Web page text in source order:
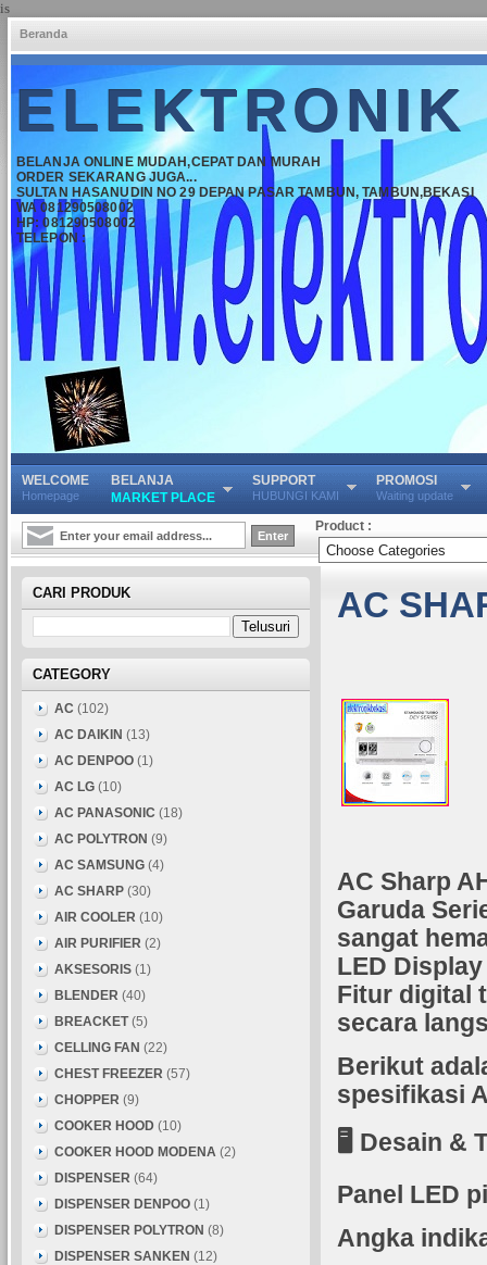
is
Beranda
BELANJA ONLINE MUDAH,CEPAT DAN MURAH
ORDER SEKARANG JUGA...
SULTAN HASANUDIN NO 29 DEPAN PASAR TAMBUN, TAMBUN,BEKASI
WA 081290508002
HP: 081290508002
TELEPON :
WELCOME
Homepage
BELANJA
MARKET PLACE
SUPPORT
HUBUNGI KAMI
PROMOSI
Waiting update
Product :
AC
AC Sharp
Garuda
sangat
LED
Fitur digital
secara
Berikut
spesifikasi
🖥️ Desain &
Panel LED
Angka
CARI PRODUK
CATEGORY
AC (102)
AC DAIKIN (13)
AC DENPOO (1)
AC LG (10)
AC PANASONIC (18)
AC POLYTRON (9)
AC SAMSUNG (4)
AC SHARP (30)
AIR COOLER (10)
AIR PURIFIER (2)
AKSESORIS (1)
BLENDER (40)
BREACKET (5)
CELLING FAN (22)
CHEST FREEZER (57)
CHOPPER (9)
COOKER HOOD (10)
COOKER HOOD MODENA (2)
DISPENSER (64)
DISPENSER DENPOO (1)
DISPENSER POLYTRON (8)
DISPENSER SANKEN (12)